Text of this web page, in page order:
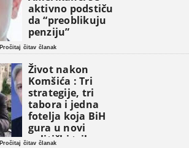
aktivno podstiču
da “preoblikuju
penziju”
Pročitaj čitav članak
Život nakon
Komšića : Tri
strategije, tri
tabora i jedna
fotelja koja BiH
gura u novi
politički triler
Pročitaj čitav članak